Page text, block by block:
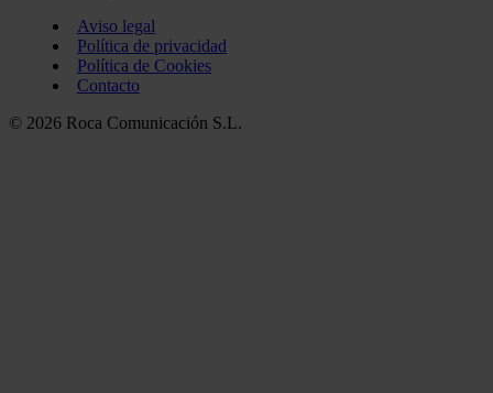
Aviso legal
Política de privacidad
Política de Cookies
Contacto
© 2026 Roca Comunicación S.L.